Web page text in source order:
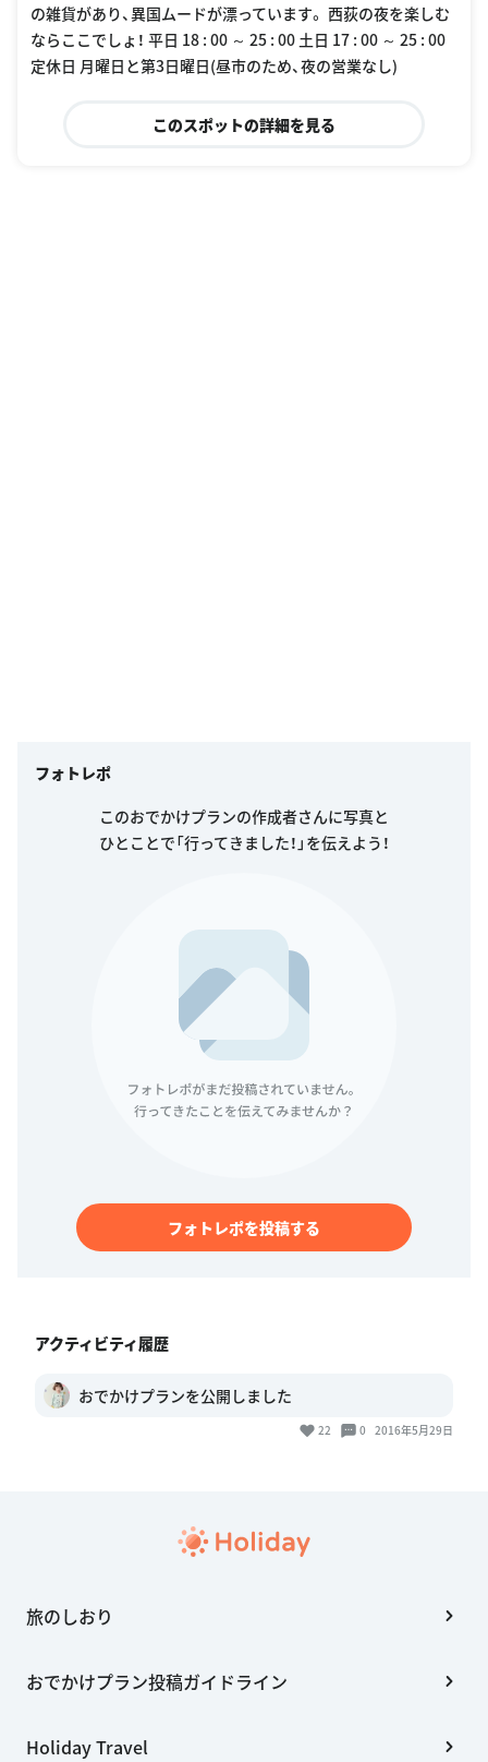
の雑貨があり、異国ムードが漂っています。 西荻の夜を楽しむ
ならここでしょ！ 平日 18 : 00 ～ 25 : 00 土日 17 : 00 ～ 25 : 00
定休日 月曜日と第3日曜日(昼市のため、夜の営業なし)
このスポットの詳細を見る
フォトレポ
このおでかけプランの作成者さんに写真と
ひとことで「行ってきました！」を伝えよう！
フォトレポを投稿する
アクティビティ履歴
おでかけプランを公開しました
22 0 2016年5月29日
旅のしおり
おでかけプラン投稿ガイドライン
Holiday Travel